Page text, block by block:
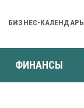
БИЗНЕС-КАЛЕНДАРЬ
ФИНАНСЫ